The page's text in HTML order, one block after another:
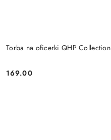
Torba na oficerki QHP Collection
Cena:
169.00